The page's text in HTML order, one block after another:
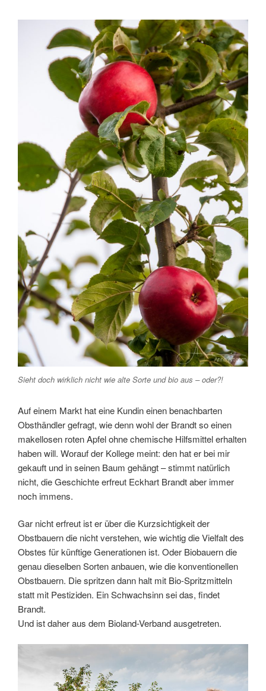
Sieht doch wirklich nicht wie alte Sorte und bio aus – oder?!
Auf einem Markt hat eine Kundin einen benachbarten
Obsthändler gefragt, wie denn wohl der Brandt so einen
makellosen roten Apfel ohne chemische Hilfsmittel erhalten
haben will. Worauf der Kollege meint: den hat er bei mir
gekauft und in seinen Baum gehängt – stimmt natürlich
nicht, die Geschichte erfreut Eckhart Brandt aber immer
noch immens.
Gar nicht erfreut ist er über die Kurzsichtigkeit der
Obstbauern die nicht verstehen, wie wichtig die Vielfalt des
Obstes für künftige Generationen ist. Oder Biobauern die
genau dieselben Sorten anbauen, wie die konventionellen
Obstbauern. Die spritzen dann halt mit Bio-Spritzmitteln
statt mit Pestiziden. Ein Schwachsinn sei das, findet
Brandt.
Und ist daher aus dem Bioland-Verband ausgetreten.